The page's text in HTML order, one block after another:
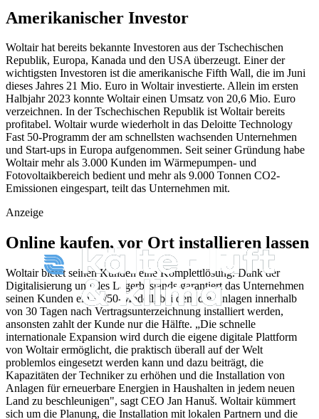
Amerikanischer Investor
Woltair hat bereits bekannte Investoren aus der Tschechischen
Republik, Europa, Kanada und den USA überzeugt. Einer der
wichtigsten Investoren ist die amerikanische Fifth Wall, die im Juni
dieses Jahres 21 Mio. Euro in Woltair investierte. Allein im ersten
Halbjahr 2023 konnte Woltair einen Umsatz von 20,6 Mio. Euro
verzeichnen. In der Tschechischen Republik ist Woltair bereits
profitabel. Woltair wurde wiederholt in das Deloitte Technology
Fast 50-Programm der am schnellsten wachsenden Unternehmen
und Start-ups in Europa aufgenommen. Seit seiner Gründung habe
Woltair mehr als 3.000 Kunden im Wärmepumpen- und
Fotovoltaikbereich bedient und mehr als 9.000 Tonnen CO2-
Emissionen eingespart, teilt das Unternehmen mit.
Anzeige
Online kaufen, vor Ort installieren lassen
Woltair bietet seinen Kunden eine Komplettlösung. Dank der
Digitalisierung und des Lagerbestands garantiert das Unternehmen
seinen Kunden ein 30/50-Modell, bei dem die Anlagen innerhalb
von 30 Tagen nach Vertragsunterzeichnung installiert werden,
ansonsten zahlt der Kunde nur die Hälfte. „Die schnelle
internationale Expansion wird durch die eigene digitale Plattform
von Woltair ermöglicht, die praktisch überall auf der Welt
problemlos eingesetzt werden kann und dazu beiträgt, die
Kapazitäten der Techniker zu erhöhen und die Installation von
Anlagen für erneuerbare Energien in Haushalten in jedem neuen
Land zu beschleunigen", sagt CEO Jan Hanuš. Woltair kümmert
sich um die Planung, die Installation mit lokalen Partnern und die